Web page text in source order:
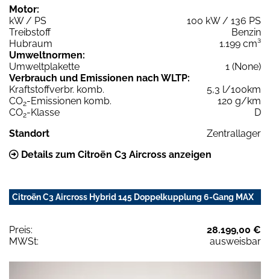
Motor:
kW / PS
100 kW / 136 PS
Treibstoff
Benzin
Hubraum
1.199 cm³
Umweltnormen:
Umweltplakette
1 (None)
Verbrauch und Emissionen nach WLTP:
Kraftstoffverbr. komb.
5,3 l/100km
CO2-Emissionen komb.
120 g/km
CO2-Klasse
D
Standort
Zentrallager
Details zum Citroën C3 Aircross anzeigen
Citroën C3 Aircross Hybrid 145 Doppelkupplung 6-Gang MAX
Preis:
28.199,00 €
MWSt:
ausweisbar